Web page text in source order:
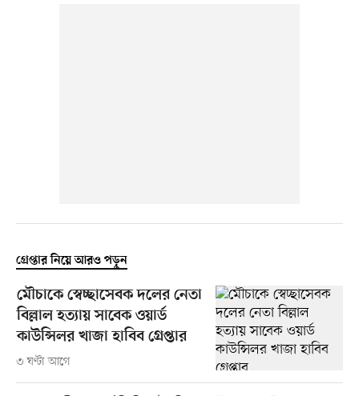
গ্রেপ্তার নিয়ে আরও পড়ুন
মৌচাকে স্বেচ্ছাসেবক দলের নেতা
বিল্লাল হত্যায় সাবেক ওয়ার্ড
কাউন্সিলর খাজা হাবিব গ্রেপ্তার
৩ ঘণ্টা আগে